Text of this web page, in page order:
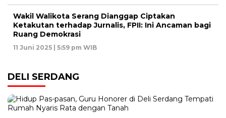
Wakil Walikota Serang Dianggap Ciptakan
Ketakutan terhadap Jurnalis, FPII: Ini Ancaman bagi
Ruang Demokrasi
11 Juni 2025 | 5:59 pm WIB
DELI SERDANG